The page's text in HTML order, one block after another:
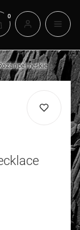
engine
in the cart: 0.
męskie